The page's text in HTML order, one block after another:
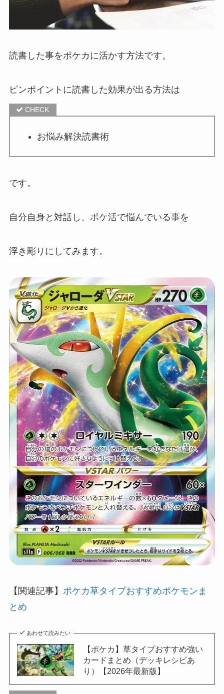
読書した事をポケカに活かす方法です。
ピンポイントに読書した効果が出る方法は
お悩み解決読書術
です。
自分自身と対話し、ポケ活で悩んでいる事を
浮き彫りにしてみます。
【関連記事】 ポケカ草タイプおすすめポケモンま
とめ
あわせて読みたい
【ポケカ】草タイプおすすめ強い
カードまとめ（デッキレシピあ
り）【2026年最新版】